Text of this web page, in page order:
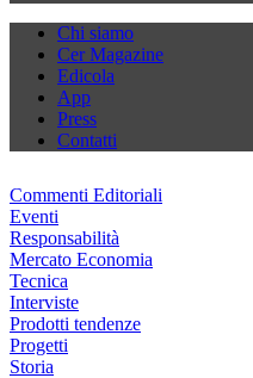
Chi siamo
Cer Magazine
Edicola
App
Press
Contatti
Commenti Editoriali
Eventi
Responsabilità
Mercato Economia
Tecnica
Interviste
Prodotti tendenze
Progetti
Storia